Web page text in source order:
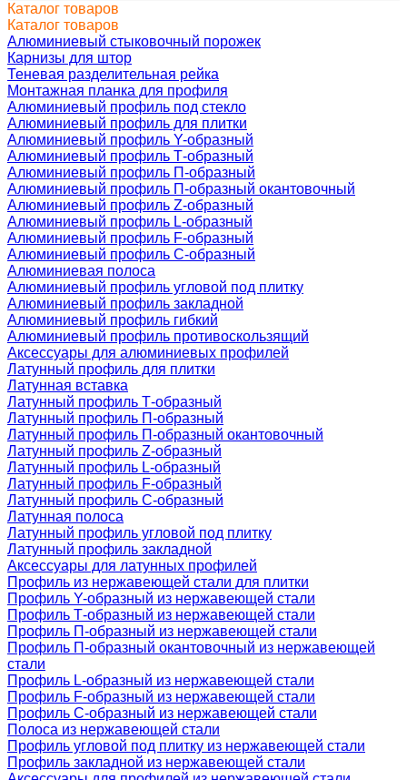
Каталог товаров
Каталог товаров
Алюминиевый стыковочный порожек
Карнизы для штор
Теневая разделительная рейка
Монтажная планка для профиля
Алюминиевый профиль под стекло
Алюминиевый профиль для плитки
Алюминиевый профиль Y-образный
Алюминиевый профиль Т-образный
Алюминиевый профиль П-образный
Алюминиевый профиль П-образный окантовочный
Алюминиевый профиль Z-образный
Алюминиевый профиль L-образный
Алюминиевый профиль F-образный
Алюминиевый профиль C-образный
Алюминиевая полоса
Алюминиевый профиль угловой под плитку
Алюминиевый профиль закладной
Алюминиевый профиль гибкий
Алюминиевый профиль противоскользящий
Аксессуары для алюминиевых профилей
Латунный профиль для плитки
Латунная вставка
Латунный профиль Т-образный
Латунный профиль П-образный
Латунный профиль П-образный окантовочный
Латунный профиль Z-образный
Латунный профиль L-образный
Латунный профиль F-образный
Латунный профиль C-образный
Латунная полоса
Латунный профиль угловой под плитку
Латунный профиль закладной
Аксессуары для латунных профилей
Профиль из нержавеющей стали для плитки
Профиль Y-образный из нержавеющей стали
Профиль Т-образный из нержавеющей стали
Профиль П-образный из нержавеющей стали
Профиль П-образный окантовочный из нержавеющей
стали
Профиль L-образный из нержавеющей стали
Профиль F-образный из нержавеющей стали
Профиль C-образный из нержавеющей стали
Полоса из нержавеющей стали
Профиль угловой под плитку из нержавеющей стали
Профиль закладной из нержавеющей стали